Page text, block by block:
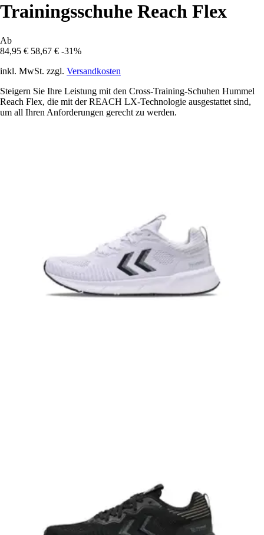
Trainingsschuhe Reach Flex
Ab
84,95 € 58,67 € -31%
inkl. MwSt. zzgl. Versandkosten
Steigern Sie Ihre Leistung mit den Cross-Training-Schuhen Hummel
Reach Flex, die mit der REACH LX-Technologie ausgestattet sind,
um all Ihren Anforderungen gerecht zu werden.